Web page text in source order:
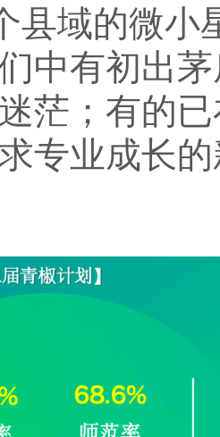
县域的微小
中有初出
茫；有的
专业成长